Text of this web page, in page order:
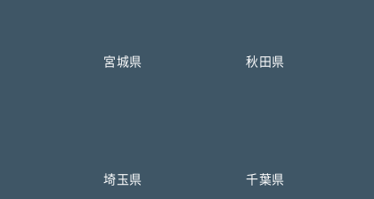
宮城県 秋田県
埼玉県 千葉県